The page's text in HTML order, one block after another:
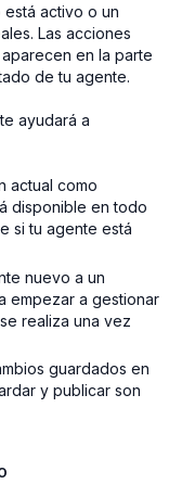
activo o un
Las acciones
en la parte
de tu agente.
ayudará a
actual como
disponible en todo
si tu agente está
nuevo a un
empezar a gestionar
realiza una vez
guardados en
y publicar son